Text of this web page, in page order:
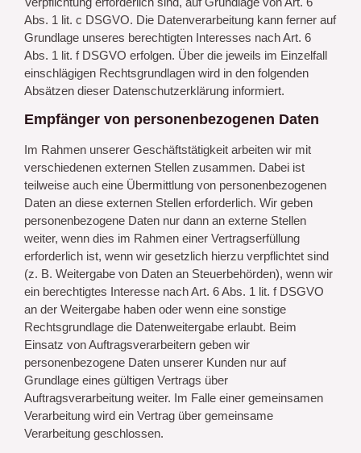
Abs. 1 lit. c DSGVO. Die Datenverarbeitung kann ferner auf
Grundlage unseres berechtigten Interesses nach Art. 6
Abs. 1 lit. f DSGVO erfolgen. Über die jeweils im Einzelfall
einschlägigen Rechtsgrundlagen wird in den folgenden
Absätzen dieser Datenschutzerklärung informiert.
Empfänger von personenbezogenen Daten
Im Rahmen unserer Geschäftstätigkeit arbeiten wir mit
verschiedenen externen Stellen zusammen. Dabei ist
teilweise auch eine Übermittlung von personenbezogenen
Daten an diese externen Stellen erforderlich. Wir geben
personenbezogene Daten nur dann an externe Stellen
weiter, wenn dies im Rahmen einer Vertragserfüllung
erforderlich ist, wenn wir gesetzlich hierzu verpflichtet sind
(z. B. Weitergabe von Daten an Steuerbehörden), wenn wir
ein berechtigtes Interesse nach Art. 6 Abs. 1 lit. f DSGVO
an der Weitergabe haben oder wenn eine sonstige
Rechtsgrundlage die Datenweitergabe erlaubt. Beim
Einsatz von Auftragsverarbeitern geben wir
personenbezogene Daten unserer Kunden nur auf
Grundlage eines gültigen Vertrags über
Auftragsverarbeitung weiter. Im Falle einer gemeinsamen
Verarbeitung wird ein Vertrag über gemeinsame
Verarbeitung geschlossen.